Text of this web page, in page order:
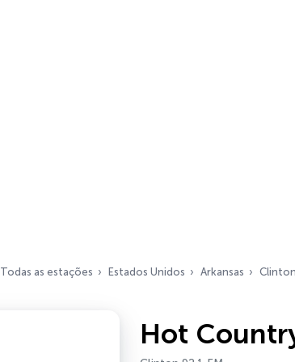
Todas as estações Estados Unidos Arkansas Clinton
Hot